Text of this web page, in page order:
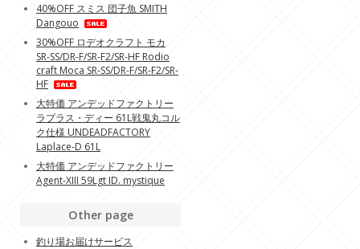
40%OFF スミス 団子魚 SMITH
Dangouo
30%OFF ロデオクラフト モカ
SR-SS/DR-F/SR-F2/SR-HF Rodio
craft Moca SR-SS/DR-F/SR-F2/SR-
HF
大特価 アンデッドファクトリー
ラプラス・ディー 61L戦鬼丸コル
ク仕様 UNDEADFACTORY
Laplace-D 61L
大特価 アンデッドファクトリー
Agent-XIII 59Lgt ID. mystique
Other page
釣り場お届けサービス